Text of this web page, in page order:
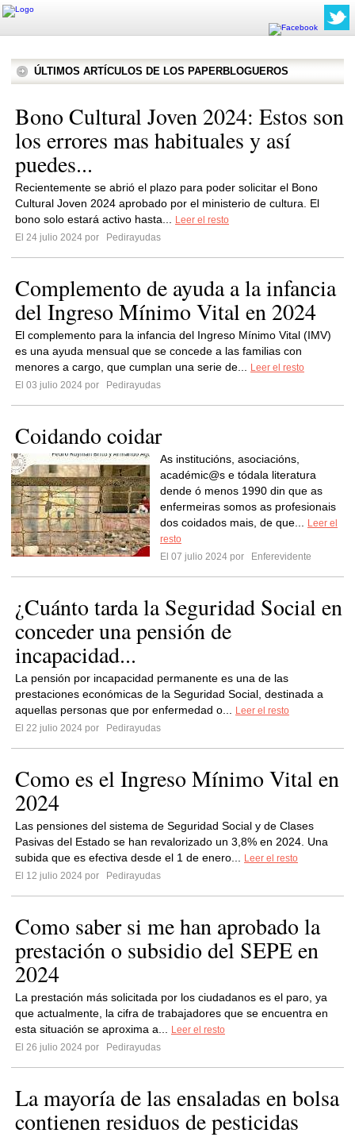
ÚLTIMOS ARTÍCULOS DE LOS PAPERBLOGUEROS
Bono Cultural Joven 2024: Estos son
los errores mas habituales y así
puedes...
Recientemente se abrió el plazo para poder solicitar el Bono
Cultural Joven 2024 aprobado por el ministerio de cultura. El
bono solo estará activo hasta...
Leer el resto
El 24 julio 2024 por
Pedirayudas
Complemento de ayuda a la infancia
del Ingreso Mínimo Vital en 2024
El complemento para la infancia del Ingreso Mínimo Vital (IMV)
es una ayuda mensual que se concede a las familias con
menores a cargo, que cumplan una serie de...
Leer el resto
El 03 julio 2024 por
Pedirayudas
Coidando coidar
As institucións, asociacións,
académic@s e tódala literatura
dende ó menos 1990 din que as
enfermeiras somos as profesionais
dos coidados mais, de que...
Leer el
resto
El 07 julio 2024 por
Enferevidente
¿Cuánto tarda la Seguridad Social en
conceder una pensión de
incapacidad...
La pensión por incapacidad permanente es una de las
prestaciones económicas de la Seguridad Social, destinada a
aquellas personas que por enfermedad o...
Leer el resto
El 22 julio 2024 por
Pedirayudas
Como es el Ingreso Mínimo Vital en
2024
Las pensiones del sistema de Seguridad Social y de Clases
Pasivas del Estado se han revalorizado un 3,8% en 2024. Una
subida que es efectiva desde el 1 de enero...
Leer el resto
El 12 julio 2024 por
Pedirayudas
Como saber si me han aprobado la
prestación o subsidio del SEPE en
2024
La prestación más solicitada por los ciudadanos es el paro, ya
que actualmente, la cifra de trabajadores que se encuentra en
esta situación se aproxima a...
Leer el resto
El 26 julio 2024 por
Pedirayudas
La mayoría de las ensaladas en bolsa
contienen residuos de pesticidas